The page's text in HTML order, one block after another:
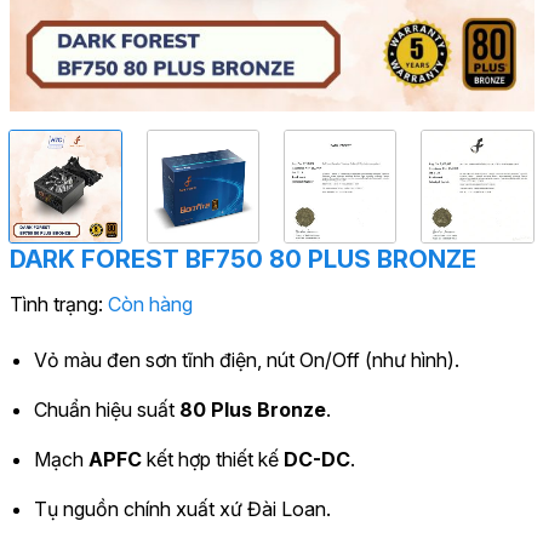
DARK FOREST BF750 80 PLUS BRONZE
Tình trạng: Còn hàng
Vỏ màu đen sơn tĩnh điện, nút On/Off (như hình).
Chuẩn hiệu suất 80 Plus Bronze.
Mạch APFC kết hợp thiết kế DC-DC.
Tụ nguồn chính xuất xứ Đài Loan.